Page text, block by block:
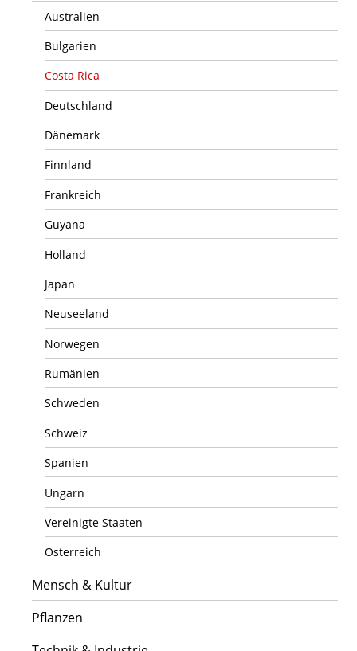
Australien
Bulgarien
Costa Rica
Deutschland
Dänemark
Finnland
Frankreich
Guyana
Holland
Japan
Neuseeland
Norwegen
Rumänien
Schweden
Schweiz
Spanien
Ungarn
Vereinigte Staaten
Österreich
Mensch & Kultur
Pflanzen